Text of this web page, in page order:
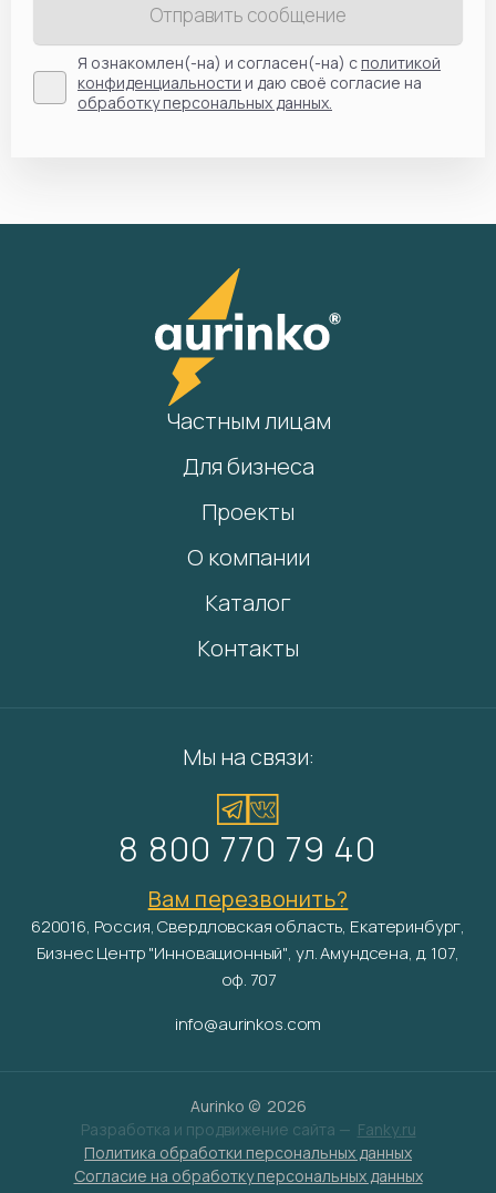
Отправить сообщение
Я ознакомлен(-на) и согласен(-на) сполитикой
конфиденциальности и даю своё согласие на
обработку персональных данных.
Частным лицам
Для бизнеса
Проекты
О компании
Каталог
Контакты
Мы на связи:
8 800 770 79 40
Вам перезвонить?
620016, Россия, Свердловская область, Екатеринбург,
Бизнес Центр "Инновационный", ул. Амундсена, д. 107,
оф. 707
info@aurinkos.com
Aurinko © 2026
Разработка и продвижение сайта — Fanky.ru
Политика обработки персональных данных
Согласие на обработку персональных данных